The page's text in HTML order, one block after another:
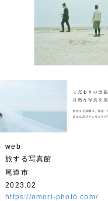
web
旅する写真館
尾道市
2023.02
https://omori-photo.com/